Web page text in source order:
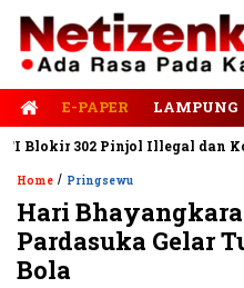
E-PAPER LAMPUNG
302 Pinjol Illegal dan
Home / Pringsewu
Hari
Pardasuka Gelar
Bola